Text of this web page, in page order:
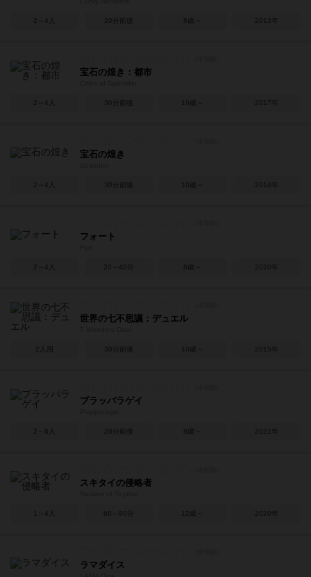
2～4人 20分前後 8歳～ 2012年
宝石の煌き：都市
2～4人 30分前後 10歳～ 2017年
宝石の煌き
2～4人 30分前後 10歳～ 2014年
フォート
2～4人 20～40分 8歳～ 2020年
世界の七不思議：デュエル
2人用 30分前後 10歳～ 2015年
プラッパラゲイ
2～6人 20分前後 8歳～ 2021年
スキタイの侵略者
1～4人 60～80分 12歳～ 2020年
ラマダイス